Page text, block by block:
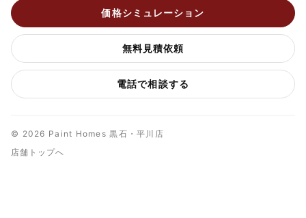
価格シミュレーション
無料見積依頼
電話で相談する
© 2026 Paint Homes 黒石・平川店
店舗トップへ